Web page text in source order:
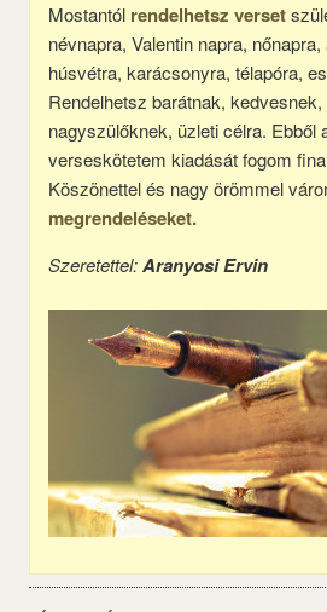
Mostantól rendelhetsz verset
névnapra, Valentin napra,
húsvétra, karácsonyra, télapóra,
Rendelhetsz barátnak,
nagyszülőknek, üzleti célra. Ebből
verseskötetem kiadását fogom
Köszönettel és nagy örömmel
megrendeléseket.
Szeretettel:Aranyosi Ervin